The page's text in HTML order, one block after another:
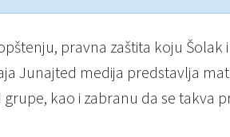
pravna zaštita koju
Junajted medija predstavlja
kao i zabranu da se takva